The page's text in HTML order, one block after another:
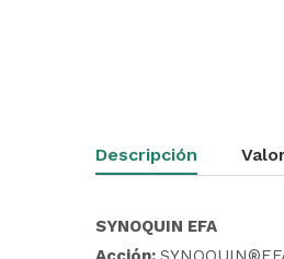
Descripción
SYNOQUIN EFA